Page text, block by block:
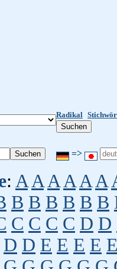
Radikal
=>
: A A A A A A
B B B B B B
C C C C D D
D D E E E E